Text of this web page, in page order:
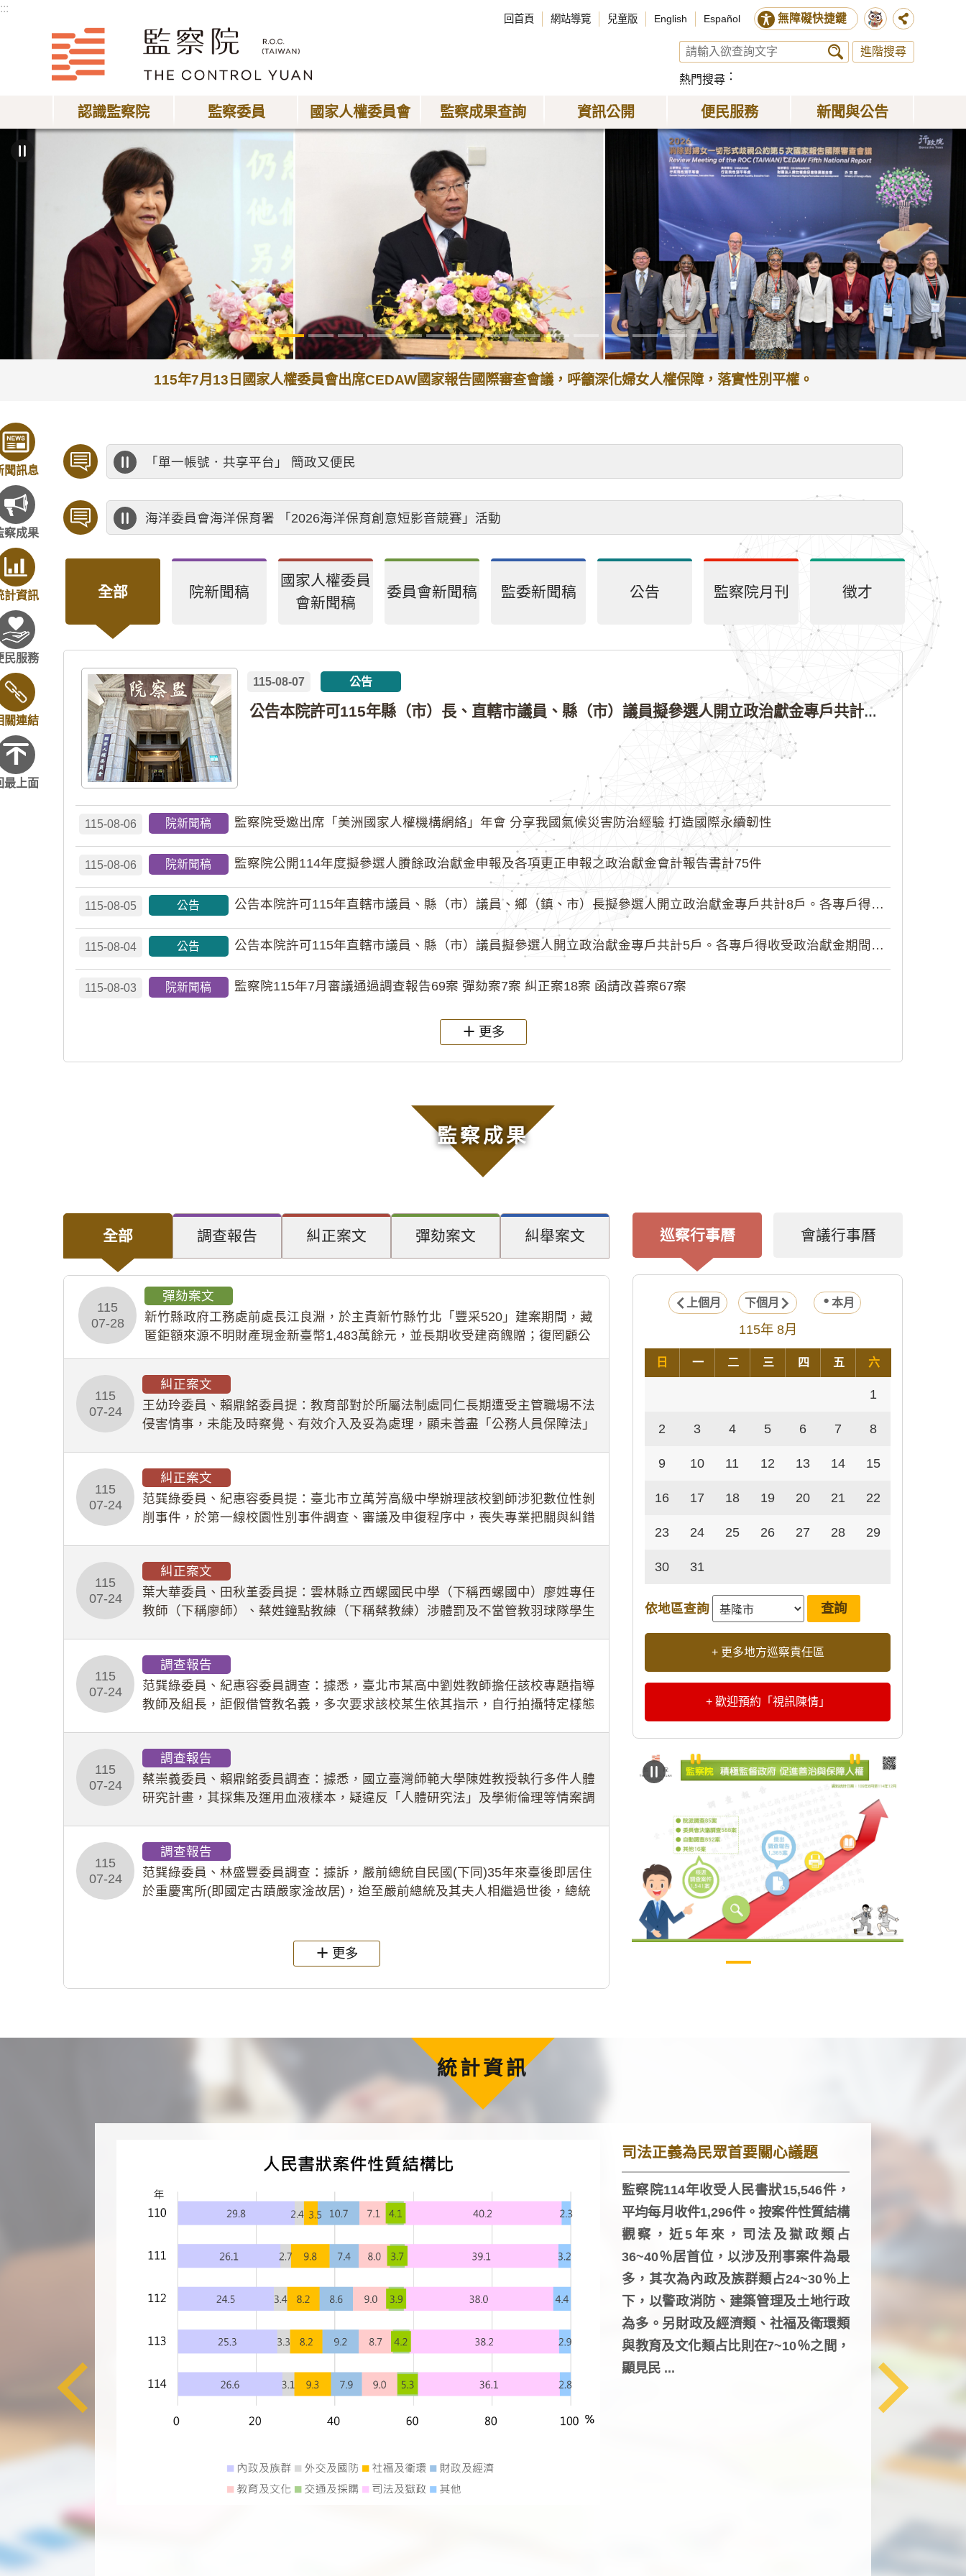
:::
回首頁 網站導覽 兒童版 English Español 無障礙快捷鍵
進階搜尋
熱門搜尋
認識監察院 監察委員 國家人權委員會 監察成果查詢 資訊公開 便民服務 新聞與公告
115年7月13日監察院代理院長李鴻鈞接見退休人員，頒贈獎章及紀念品，感謝於服務期間之貢獻及辛勞。
聞訊息
察成果
計資訊
民服務
關連結
最上面
歡迎預約「臨櫃陳情」，陳情受理中心將優先排定人員與您接談，釐清案情爭點後收案處理，以節省您的寶貴時間。
公務人員應廉潔自持、利益迴避、依法公正執行公務～考試院公務人員保障暨培訓委員會～
全部 院新聞稿
國家人權委員
會新聞稿
委員會新聞稿 監委新聞稿 公告 監察院月刊 徵才
公告本院許可115年縣（市）長、直轄市議員、縣（市）議員擬參選人開立政治獻金專戶共計4戶。各專戶得收受政治獻金期間為自專戶許可設立日起至115年11月27日止，專戶名冊詳如附件。
115-08-07 公告
115-08-06 院新聞稿 監察院受邀出席「美洲國家人權機構網絡」年會 分享我國氣候災害防治經驗 打造國際永續韌性
115-08-06 院新聞稿 監察院公開114年度擬參選人賸餘政治獻金申報及各項更正申報之政治獻金會計報告書計75件
115-08-05 公告 公告本院許可115年直轄市議員、縣（市）議員、鄉（鎮、市）長擬參選人開立政治獻金專戶共計8戶。各專戶得收受...
115-08-04 公告 公告本院許可115年直轄市議員、縣（市）議員擬參選人開立政治獻金專戶共計5戶。各專戶得收受政治獻金期間為自...
115-08-03 院新聞稿 監察院115年7月審議通過調查報告69案 彈劾案7案 糾正案18案 函請改善案67案
更多
監察成果
全部 調查報告 糾正案文 彈劾案文 糾舉案文
115
07-28
彈劾案文
新竹縣政府工務處前處長江良淵，於主責新竹縣竹北「豐采520」建案期間，藏
匿鉅額來源不明財產現金新臺幣1,483萬餘元，並長期收受建商餽贈；復罔顧公
115
07-24
糾正案文
王幼玲委員、賴鼎銘委員提：教育部對於所屬法制處同仁長期遭受主管職場不法
侵害情事，未能及時察覺、有效介入及妥為處理，顯未善盡「公務人員保障法」
115
07-24
糾正案文
范巽綠委員、紀惠容委員提：臺北市立萬芳高級中學辦理該校劉師涉犯數位性剝
削事件，於第一線校園性別事件調查、審議及申復程序中，喪失專業把關與糾錯
115
07-24
糾正案文
葉大華委員、田秋堇委員提：雲林縣立西螺國民中學（下稱西螺國中）廖姓專任
教師（下稱廖師）、蔡姓鐘點教練（下稱蔡教練）涉體罰及不當管教羽球隊學生
115
07-24
調查報告
范巽綠委員、紀惠容委員調查：據悉，臺北市某高中劉姓教師擔任該校專題指導
教師及組長，詎假借管教名義，多次要求該校某生依其指示，自行拍攝特定樣態
115
07-24
調查報告
蔡崇義委員、賴鼎銘委員調查：據悉，國立臺灣師範大學陳姓教授執行多件人體
研究計畫，其採集及運用血液樣本，疑違反「人體研究法」及學術倫理等情案調
115
07-24
調查報告
范巽綠委員、林盛豐委員調查：據訴，嚴前總統自民國(下同)35年來臺後即居住
於重慶寓所(即國定古蹟嚴家淦故居)，迨至嚴前總統及其夫人相繼過世後，總統
更多
巡察行事曆 會議行事曆
上個月 下個月 本月
115年 8月
日 一 二 三 四 五 六
1
2 3 4 5 6 7 8
9 10 11 12 13 14 15
16 17 18 19 20 21 22
23 24 25 26 27 28 29
30 31
依地區查詢
+ 更多地方巡察責任區
+ 歡迎預約「視訊陳情」
統計資訊
司法正義為民眾首要關心議題
監察院114年收受人民書狀15,546件，
平均每月收件1,296件。按案件性質結構
觀察，近5年來，司法及獄政類占
36~40％居首位，以涉及刑事案件為最
多，其次為內政及族群類占24~30％上
下，以警政消防、建築管理及土地行政
為多。另財政及經濟類、社福及衛環類
與教育及文化類占比則在7~10％之間，
顯見民 ...